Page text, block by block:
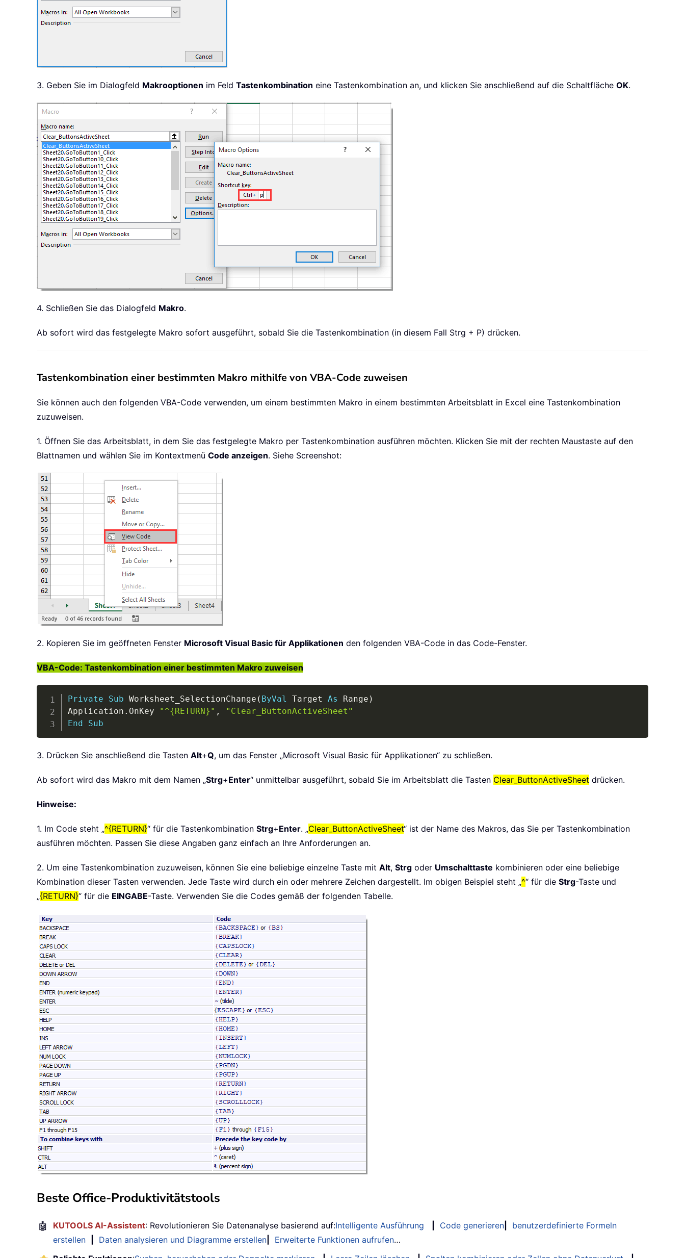
3. Geben Sie im Dialogfeld Makrooptionen im Feld Tastenkombination eine Tastenkombination an, und klicken Sie anschließend auf die Schaltfläche OK.
4. Schließen Sie das Dialogfeld Makro.
Ab sofort wird das festgelegte Makro sofort ausgeführt, sobald Sie die Tastenkombination (in diesem Fall Strg + P) drücken.
Tastenkombination einer bestimmten Makro mithilfe von VBA-Code zuweisen
Sie können auch den folgenden VBA-Code verwenden, um einem bestimmten Makro in einem bestimmten Arbeitsblatt in Excel eine Tastenkombination
zuzuweisen.
1. Öffnen Sie das Arbeitsblatt, in dem Sie das festgelegte Makro per Tastenkombination ausführen möchten. Klicken Sie mit der rechten Maustaste auf den
Blattnamen und wählen Sie im Kontextmenü Code anzeigen. Siehe Screenshot:
2. Kopieren Sie im geöffneten Fenster Microsoft Visual Basic für Applikationen den folgenden VBA-Code in das Code-Fenster.
VBA-Code: Tastenkombination einer bestimmten Makro zuweisen
Private Sub Worksheet_SelectionChange ( ByVal Target As Range )
Application . OnKey "^{RETURN}" ,
"Clear_ButtonActiveSheet"
End
Sub
3. Drücken Sie anschließend die Tasten Alt+Q, um das Fenster „Microsoft Visual Basic für Applikationen“ zu schließen.
Ab sofort wird das Makro mit dem Namen „Strg+Enter“ unmittelbar ausgeführt, sobald Sie im Arbeitsblatt die Tasten Clear_ButtonActiveSheet drücken.
Hinweise:
1. Im Code steht „^{RETURN}“ für die Tastenkombination Strg+Enter. „Clear_ButtonActiveSheet“ ist der Name des Makros, das Sie per Tastenkombination
ausführen möchten. Passen Sie diese Angaben ganz einfach an Ihre Anforderungen an.
2. Um eine Tastenkombination zuzuweisen, können Sie eine beliebige einzelne Taste mit Alt, Strg oder Umschalttaste kombinieren oder eine beliebige
Kombination dieser Tasten verwenden. Jede Taste wird durch ein oder mehrere Zeichen dargestellt. Im obigen Beispiel steht „^“ für die Strg-Taste und
„{RETURN}“ für die EINGABE-Taste. Verwenden Sie die Codes gemäß der folgenden Tabelle.
Beste Office-Produktivitätstools
🤖 KUTOOLS AI-Assistent: Revolutionieren Sie Datenanalyse basierend auf:Intelligente Ausführung Code generieren
benutzerdefinierte Formeln
erstellen
Daten analysieren und Diagramme erstellen Erweiterte Funktionen aufrufen…